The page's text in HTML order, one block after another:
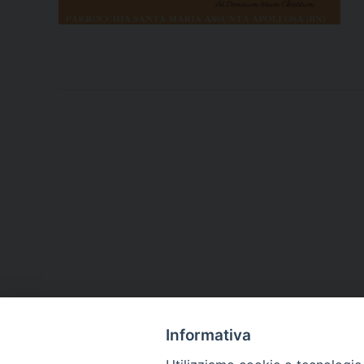
Informativa